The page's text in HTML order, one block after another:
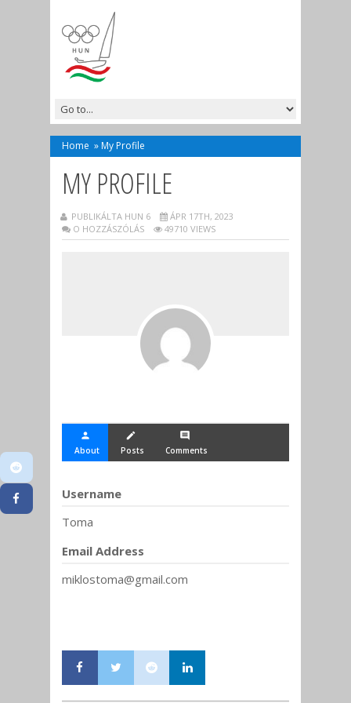
Home » My Profile
MY PROFILE
PUBLIKÁLTA HUN 6
ÁPR 17TH, 2023
O HOZZÁSZÓLÁS
49710 VIEWS
person
About
create
Posts
comment
Comments
Username
Toma
Email Address
miklostoma@gmail.com